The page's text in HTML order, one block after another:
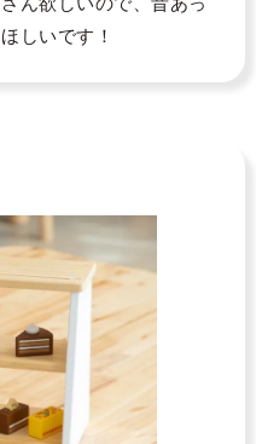
しいです！